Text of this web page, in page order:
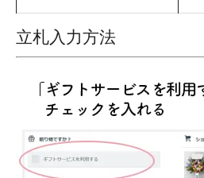
立札入力方法